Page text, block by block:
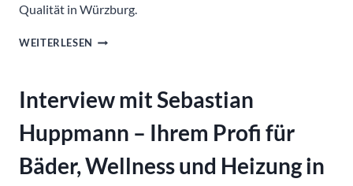
Qualität in Würzburg.
WEITERLESEN WARUM
IN
GMBH
CO.
Interview mit Sebastian
Huppmann – Ihrem Profi für
Bäder, Wellness und Heizung in